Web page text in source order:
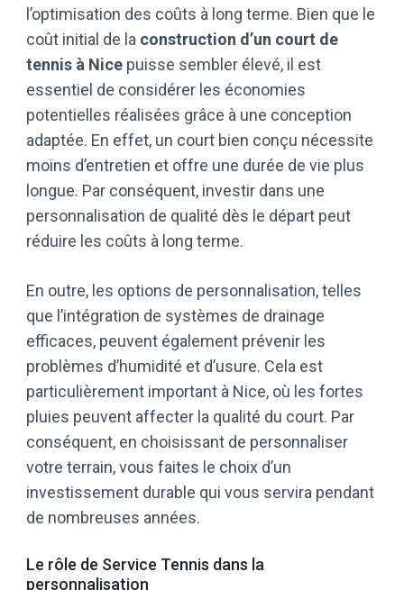
l’optimisation des coûts à long terme. Bien que le
coût initial de la construction d’un court de
tennis à Nice puisse sembler élevé, il est
essentiel de considérer les économies
potentielles réalisées grâce à une conception
adaptée. En effet, un court bien conçu nécessite
moins d’entretien et offre une durée de vie plus
longue. Par conséquent, investir dans une
personnalisation de qualité dès le départ peut
réduire les coûts à long terme.
En outre, les options de personnalisation, telles
que l’intégration de systèmes de drainage
efficaces, peuvent également prévenir les
problèmes d’humidité et d’usure. Cela est
particulièrement important à Nice, où les fortes
pluies peuvent affecter la qualité du court. Par
conséquent, en choisissant de personnaliser
votre terrain, vous faites le choix d’un
investissement durable qui vous servira pendant
de nombreuses années.
Le rôle de Service Tennis dans la
personnalisation